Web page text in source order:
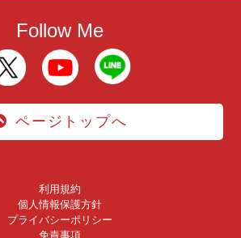
Follow Me
ページトップへ
利用規約
個人情報保護方針
プライバシーポリシー
免責事項